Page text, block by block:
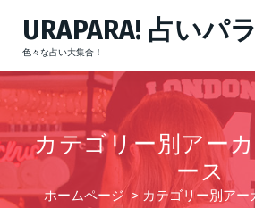
ン
ツ
へ
ス
キ
ッ
URAPARA! 占いパ
色々な占い大集合！
カテゴリー別アー
ース
ホームページ > カテゴリー別ア